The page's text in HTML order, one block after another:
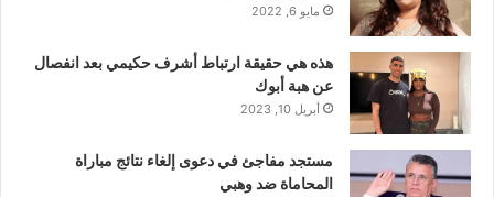
مايو 6, 2022
هذه هي حقيقة ارتباط أشرف حكيمي بعد انفصال
عن هبة أبوك
أبريل 10, 2023
مستجد مفاجئ في دعوى إلغاء نتائج مباراة
المحاماة ضد وهبي